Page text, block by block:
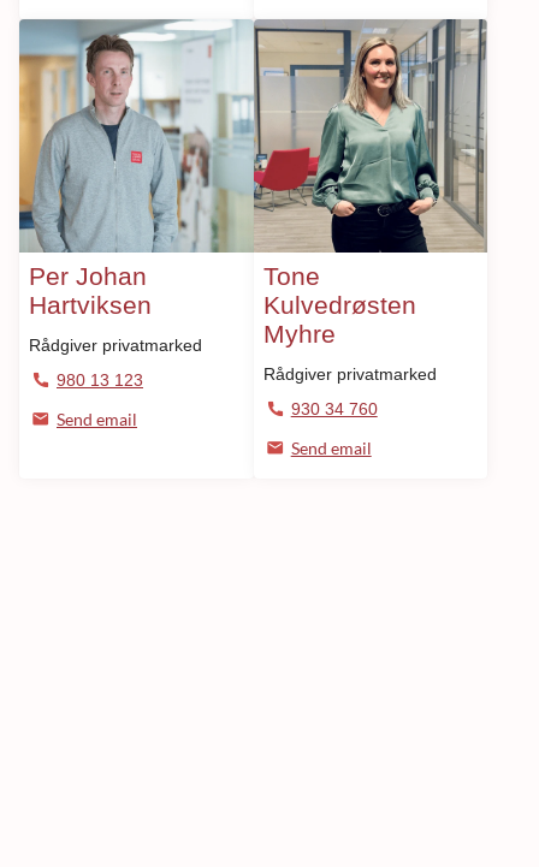
Per Johan
Hartviksen
Rådgiver privatmarked
980 13 123
Send email
Tone
Kulvedrøsten
Myhre
Rådgiver privatmarked
930 34 760
Send email